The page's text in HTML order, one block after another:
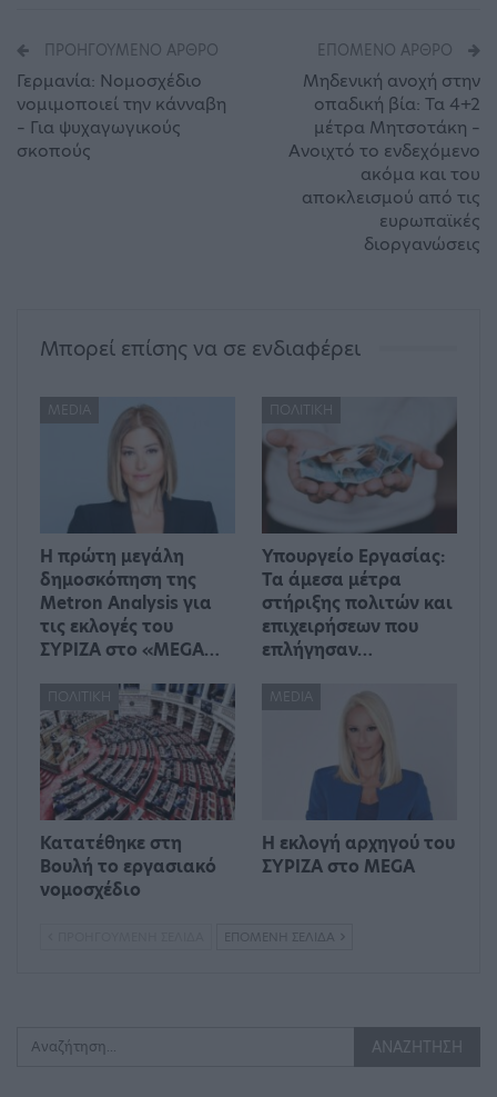
ΠΡΟΗΓΟΎΜΕΝΟ ΆΡΘΡΟ
Γερμανία: Νομοσχέδιο
νομιμοποιεί την κάνναβη
– Για ψυχαγωγικούς
σκοπούς
ΕΠΌΜΕΝΟ ΆΡΘΡΟ
Μηδενική ανοχή στην
οπαδική βία: Τα 4+2
μέτρα Μητσοτάκη –
Ανοιχτό το ενδεχόμενο
ακόμα και του
αποκλεισμού από τις
ευρωπαϊκές
διοργανώσεις
Μπορεί επίσης να σε ενδιαφέρει
MEDIA
Η πρώτη μεγάλη
δημοσκόπηση της
Metron Analysis για
τις εκλογές του
ΣΥΡΙΖΑ στο «MEGA…
ΠΟΛΙΤΙΚΉ
Υπουργείο Εργασίας:
Τα άμεσα μέτρα
στήριξης πολιτών και
επιχειρήσεων που
επλήγησαν…
ΠΟΛΙΤΙΚΉ
Κατατέθηκε στη
Βουλή το εργασιακό
νομοσχέδιο
MEDIA
Η εκλογή αρχηγού του
ΣΥΡΙΖΑ στο MEGA
ΕΠΌΜΕΝΗ ΣΕΛΊΔΑ